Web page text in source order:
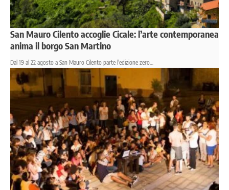
San Mauro Cilento accoglie Cicale: l’arte contemporanea
anima il borgo San Martino
Dal 19 al 22 agosto a San Mauro Cilento parte l'edizione zero…